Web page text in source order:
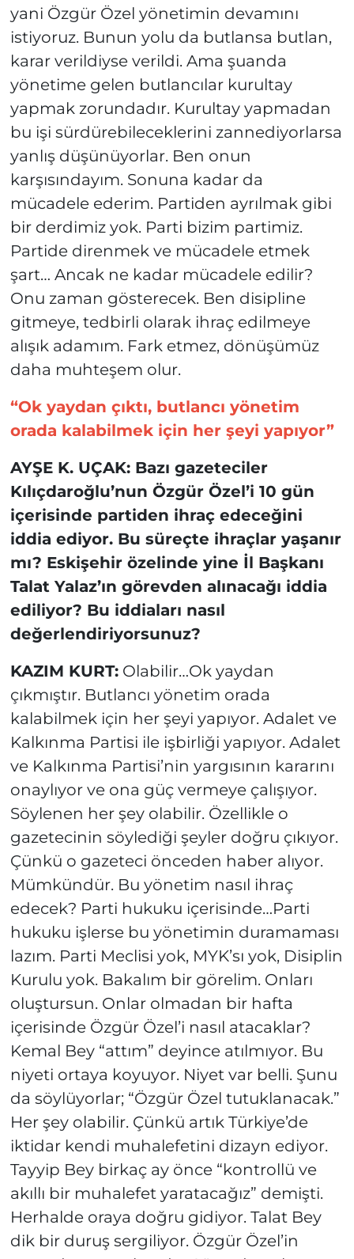
yani Özgür Özel yönetimin devamını
istiyoruz. Bunun yolu da butlansa butlan,
karar verildiyse verildi. Ama şuanda
yönetime gelen butlancılar kurultay
yapmak zorundadır. Kurultay yapmadan
bu işi sürdürebileceklerini zannediyorlarsa
yanlış düşünüyorlar. Ben onun
karşısındayım. Sonuna kadar da
mücadele ederim. Partiden ayrılmak gibi
bir derdimiz yok. Parti bizim partimiz.
Partide direnmek ve mücadele etmek
şart… Ancak ne kadar mücadele edilir?
Onu zaman gösterecek. Ben disipline
gitmeye, tedbirli olarak ihraç edilmeye
alışık adamım. Fark etmez, dönüşümüz
daha muhteşem olur.
“Ok yaydan çıktı, butlancı yönetim
orada kalabilmek için her şeyi yapıyor”
AYŞE K. UÇAK: Bazı gazeteciler
Kılıçdaroğlu’nun Özgür Özel’i 10 gün
içerisinde partiden ihraç edeceğini
iddia ediyor. Bu süreçte ihraçlar yaşanır
mı? Eskişehir özelinde yine İl Başkanı
Talat Yalaz’ın görevden alınacağı iddia
ediliyor? Bu iddiaları nasıl
değerlendiriyorsunuz?
KAZIM KURT:Olabilir…Ok yaydan
çıkmıştır. Butlancı yönetim orada
kalabilmek için her şeyi yapıyor. Adalet ve
Kalkınma Partisi ile işbirliği yapıyor. Adalet
ve Kalkınma Partisi’nin yargısının kararını
onaylıyor ve ona güç vermeye çalışıyor.
Söylenen her şey olabilir. Özellikle o
gazetecinin söylediği şeyler doğru çıkıyor.
Çünkü o gazeteci önceden haber alıyor.
Mümkündür. Bu yönetim nasıl ihraç
edecek? Parti hukuku içerisinde…Parti
hukuku işlerse bu yönetimin duramaması
lazım. Parti Meclisi yok, MYK’sı yok, Disiplin
Kurulu yok. Bakalım bir görelim. Onları
oluştursun. Onlar olmadan bir hafta
içerisinde Özgür Özel’i nasıl atacaklar?
Kemal Bey “attım” deyince atılmıyor. Bu
niyeti ortaya koyuyor. Niyet var belli. Şunu
da söylüyorlar; “Özgür Özel tutuklanacak.”
Her şey olabilir. Çünkü artık Türkiye’de
iktidar kendi muhalefetini dizayn ediyor.
Tayyip Bey birkaç ay önce “kontrollü ve
akıllı bir muhalefet yaratacağız” demişti.
Herhalde oraya doğru gidiyor. Talat Bey
dik bir duruş sergiliyor. Özgür Özel’in